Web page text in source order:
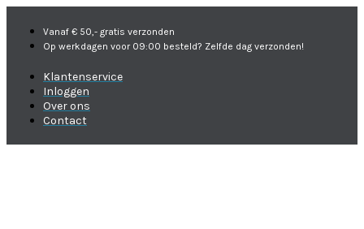
Vanaf € 50,- gratis verzonden
Op werkdagen voor 09:00 besteld? Zelfde dag verzonden!
Klantenservice
Inloggen
Over ons
Contact